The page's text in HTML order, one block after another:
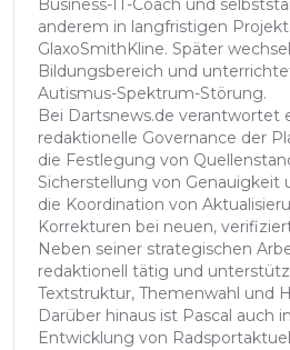
Business-IT-Coach und
anderem in langfristigen
GlaxoSmithKline. Später
Bildungsbereich und
Autismus-Spektrum-Störung.
Bei Dartsnews.de verantwortet
redaktionelle Governance der
die Festlegung von
Sicherstellung von Genauigkeit
die Koordination von
Korrekturen bei neuen,
Neben seiner strategischen
redaktionell tätig und
Textstruktur, Themenwahl und
Darüber hinaus ist Pascal auch
Entwicklung von